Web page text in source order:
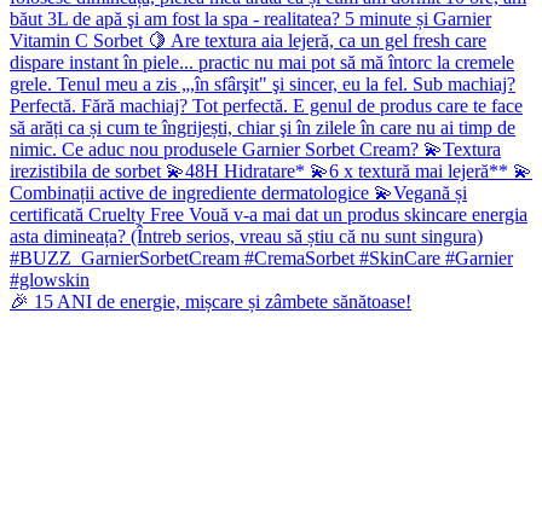
🎉 15 ANI de energie, mișcare și zâmbete sănătoase!